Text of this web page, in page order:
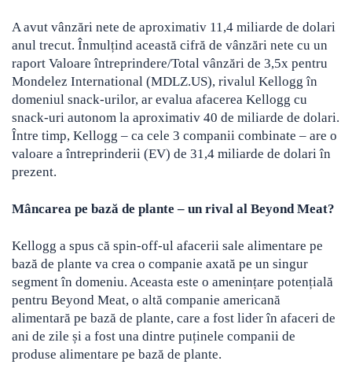
A avut vânzări nete de aproximativ 11,4 miliarde de dolari
anul trecut. Înmulțind această cifră de vânzări nete cu un
raport Valoare întreprindere/Total vânzări de 3,5x pentru
Mondelez International (MDLZ.US), rivalul Kellogg în
domeniul snack-urilor, ar evalua afacerea Kellogg cu
snack-uri autonom la aproximativ 40 de miliarde de dolari.
Între timp, Kellogg – ca cele 3 companii combinate – are o
valoare a întreprinderii (EV) de 31,4 miliarde de dolari în
prezent.
Mâncarea pe bază de plante – un rival al Beyond Meat?
Kellogg a spus că spin-off-ul afacerii sale alimentare pe
bază de plante va crea o companie axată pe un singur
segment în domeniu. Aceasta este o amenințare potențială
pentru Beyond Meat, o altă companie americană
alimentară pe bază de plante, care a fost lider în afaceri de
ani de zile și a fost una dintre puținele companii de
produse alimentare pe bază de plante.